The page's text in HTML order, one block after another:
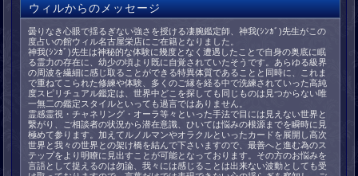
ウィルからのメッセージ
曇りなき心眼で揺るぎない強さを授ける凄腕鑑定師、神我(ｼﾝｶﾞ)先生がこの
度占いの館ウィル名古屋栄店にご在籍となりました。
神我(ｼﾝｶﾞ)先生は神秘的な体験に幾度となく遭遇したことで自身の奥底に眠
る霊力の存在に、幼少の頃より既に自覚されていたそうです。あらゆる級界
の周波を繊細に感じ取ることができる特異体質であることと同時に、これま
で重ねてこられた修練や体験、多くのご縁を経る中で洗練されていった高純
度スピリチュアル鑑定は、世界中どこを探しても同じものは見つからない唯
一無二の鑑定スタイルといっても過言ではありません。
霊感霊視・チャネリング・オーラ等々といった手法で目には見えない世界と
繋がり、ご相談者の状況から潜在意識、ひいては悩みの根源までを瞬時に見
極めて参ります。加えてルノルマンやオラクルといったカードを展開し高次
世界と我々の世界との架け橋を結んで下さいますので、最善へと進む為のス
テップをより明瞭に見出すことが可能となっております。その方のお悩みを
言語として捉えるのは勿論、我々には感じることは出来ない波動としても受